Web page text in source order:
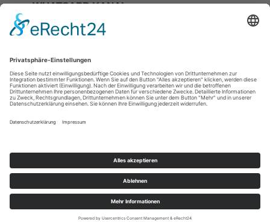
WHATSAPP KANAL
Investor Relations
Impressum
Datenschutzerkläerung
Allgemeine Geschäftsbedingungen
Cookie-Einstellungen
DIE NR.1 FÜR FOODTRUCKS &
MOBILES CATERING IN
DEUTSCHLAND